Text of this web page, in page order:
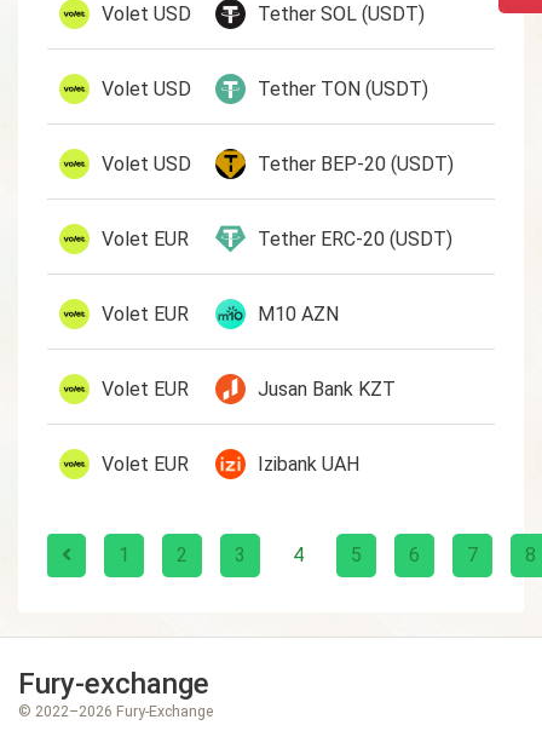
Volet USD Tether SOL (USDT) 1
Volet USD Tether TON (USDT)
Volet USD Tether BEP-20 (USDT)
Volet EUR Tether ERC-20 (USDT)
Volet EUR M10 AZN
Volet EUR Jusan Bank KZT
Volet EUR Izibank UAH
1 2 3 4 5 6 7 8
Fury-exchange
© 2022–2026 Fury-Exchange